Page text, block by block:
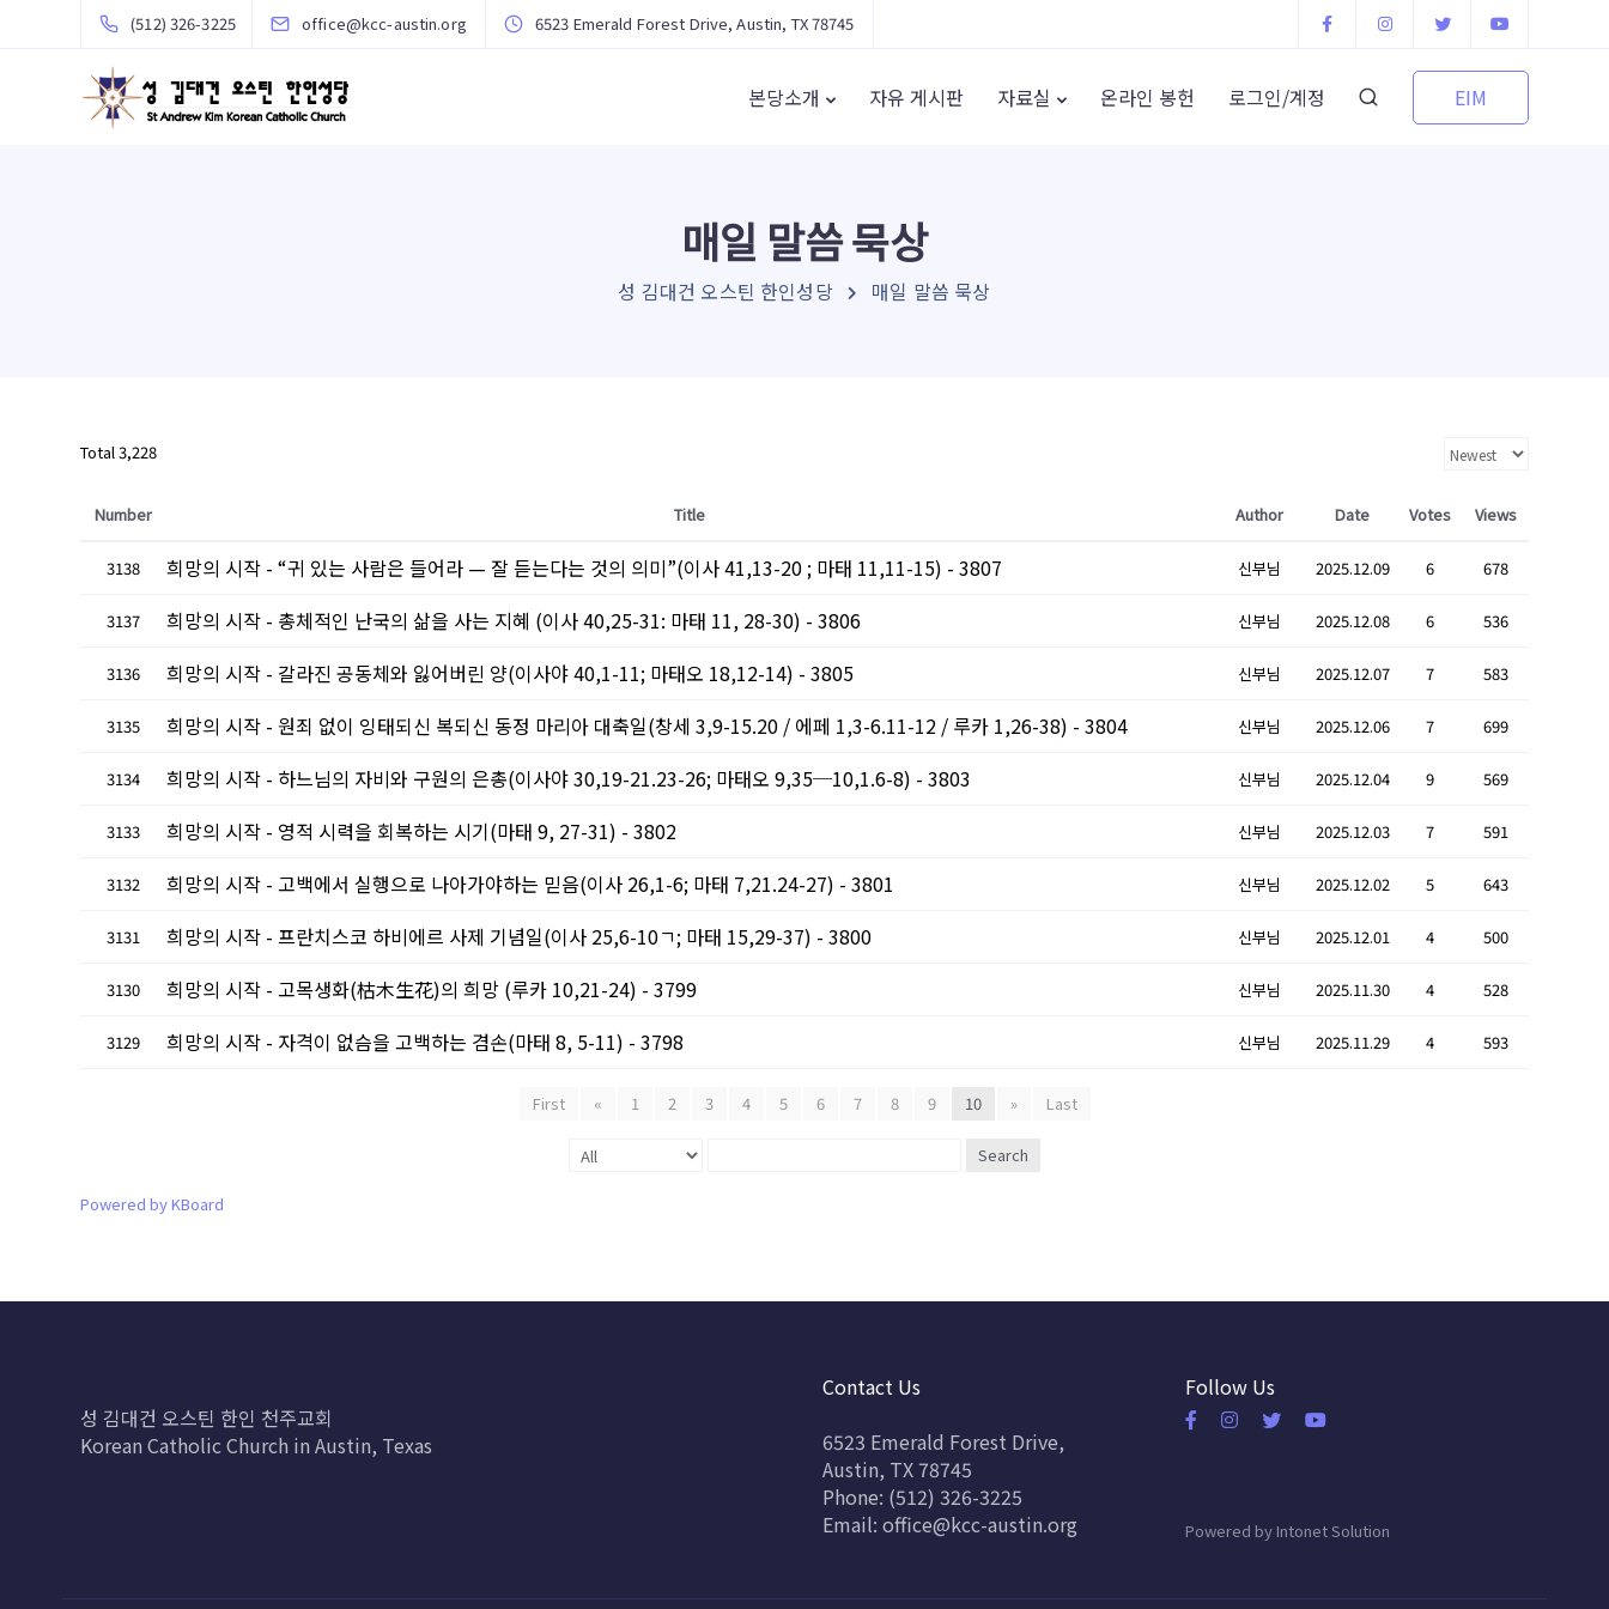
(512) 326-3225 office@kcc-austin.org 6523 Emerald Forest Drive, Austin, TX 78745
본당소개 자유 게시판 자료실 온라인 봉헌 로그인/계정 EIM
매일 말씀 묵상
성 김대건 오스틴 한인성당 매일 말씀 묵상
Total 3,228
Number Title Author Date Votes Views
3138 희망의 시작 - “귀 있는 사람은 들어라 — 잘 듣는다는 것의 의미”(이사 41,13-20 ; 마태 11,11-15) - 3807 신부님 2025.12.09 6 678
3137 희망의 시작 - 총체적인 난국의 삶을 사는 지혜 (이사 40,25-31: 마태 11, 28-30) - 3806 신부님 2025.12.08 6 536
3136 희망의 시작 - 갈라진 공동체와 잃어버린 양(이사야 40,1-11; 마태오 18,12-14) - 3805 신부님 2025.12.07 7 583
3135 희망의 시작 - 원죄 없이 잉태되신 복되신 동정 마리아 대축일(창세 3,9-15.20 / 에페 1,3-6.11-12 / 루카 1,26-38) - 3804 신부님 2025.12.06 7 699
3134 희망의 시작 - 하느님의 자비와 구원의 은총(이사야 30,19-21.23-26; 마태오 9,35─10,1.6-8) - 3803 신부님 2025.12.04 9 569
3133 희망의 시작 - 영적 시력을 회복하는 시기(마태 9, 27-31) - 3802 신부님 2025.12.03 7 591
3132 희망의 시작 - 고백에서 실행으로 나아가야하는 믿음(이사 26,1-6; 마태 7,21.24-27) - 3801 신부님 2025.12.02 5 643
3131 희망의 시작 - 프란치스코 하비에르 사제 기념일(이사 25,6-10ㄱ; 마태 15,29-37) - 3800 신부님 2025.12.01 4 500
3130 희망의 시작 - 고목생화(枯木生花)의 희망 (루카 10,21-24) - 3799 신부님 2025.11.30 4 528
3129 희망의 시작 - 자격이 없슴을 고백하는 겸손(마태 8, 5-11) - 3798 신부님 2025.11.29 4 593
First « 1 2 3 4 5 6 7 8 9 10 » Last
Search
Powered by KBoard
성 김대건 오스틴 한인 천주교회
Korean Catholic Church in Austin, Texas
Contact Us
6523 Emerald Forest Drive,
Austin, TX 78745
Phone: (512) 326-3225
Email: office@kcc-austin.org
Follow Us
Powered by Intonet Solution